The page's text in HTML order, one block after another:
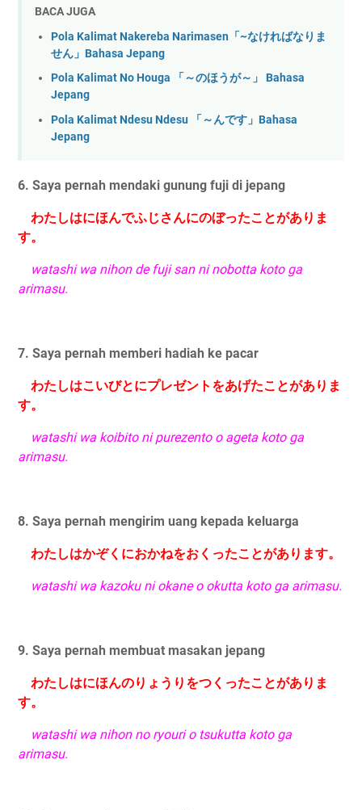
BACA JUGA
Pola Kalimat Nakereba Narimasen「~なければなりま
せん」Bahasa Jepang
Pola Kalimat No Houga 「～のほうが～」 Bahasa
Jepang
Pola Kalimat Ndesu Ndesu 「～んです」Bahasa
Jepang
6. Saya pernah mendaki gunung fuji di jepang
わたしはにほんでふじさんにのぼったことがありま
す。
watashi wa nihon de fuji san ni nobotta koto ga
arimasu.
7. Saya pernah memberi hadiah ke pacar
わたしはこいびとにプレゼントをあげたことがありま
す。
watashi wa koibito ni purezento o ageta koto ga
arimasu.
8. Saya pernah mengirim uang kepada keluarga
わたしはかぞくにおかねをおくったことがあります。
watashi wa kazoku ni okane o okutta koto ga arimasu.
9. Saya pernah membuat masakan jepang
わたしはにほんのりょうりをつくったことがありま
す。
watashi wa nihon no ryouri o tsukutta koto ga
arimasu.